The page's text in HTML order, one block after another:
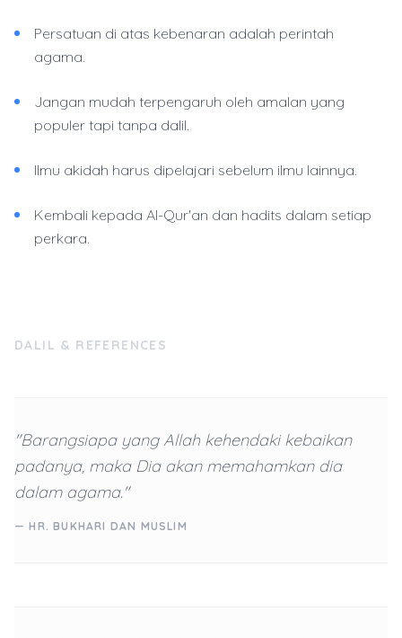
Persatuan di atas kebenaran adalah perintah
agama.
Jangan mudah terpengaruh oleh amalan yang
populer tapi tanpa dalil.
Ilmu akidah harus dipelajari sebelum ilmu lainnya.
Kembali kepada Al-Qur'an dan hadits dalam setiap
perkara.
DALIL & REFERENCES
"Barangsiapa yang Allah kehendaki kebaikan
padanya, maka Dia akan memahamkan dia
dalam agama."
— HR. BUKHARI DAN MUSLIM